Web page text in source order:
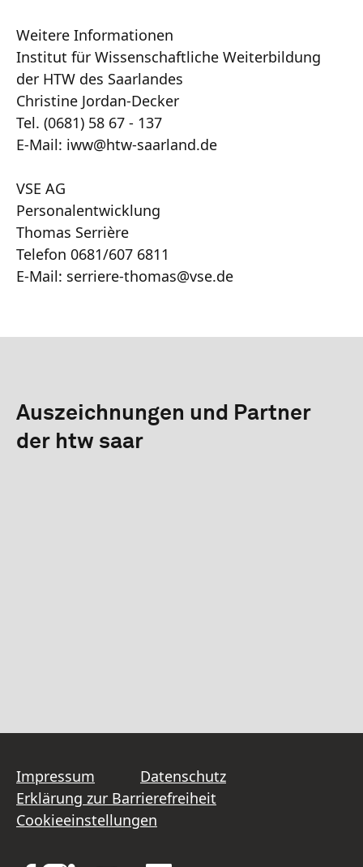
Weitere Informationen
Institut für Wissenschaftliche Weiterbildung
der HTW des Saarlandes
Christine Jordan-Decker
Tel. (0681) 58 67 - 137
E-Mail: iww@htw-saarland.de
VSE AG
Personalentwicklung
Thomas Serrière
Telefon 0681/607 6811
E-Mail: serriere-thomas@vse.de
Auszeichnungen und Partner
der htw saar
Impressum
Datenschutz
Erklärung zur Barrierefreiheit
Cookieeinstellungen